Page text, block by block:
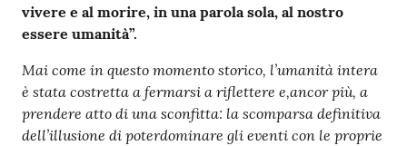
vivere e al morire, in una parola sola, al nostro
essere umanità”.
Mai come in questo momento storico, l’umanità intera
è stata costretta a fermarsi a riflettere e,ancor più, a
prendere atto di una sconfitta: la scomparsa definitiva
dell’illusione di poterdominare gli eventi con le proprie